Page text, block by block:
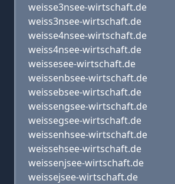
weisse3nsee-wirtschaft.de
weiss3nsee-wirtschaft.de
weisse4nsee-wirtschaft.de
weiss4nsee-wirtschaft.de
weissesee-wirtschaft.de
weissenbsee-wirtschaft.de
weissebsee-wirtschaft.de
weissengsee-wirtschaft.de
weissegsee-wirtschaft.de
weissenhsee-wirtschaft.de
weissehsee-wirtschaft.de
weissenjsee-wirtschaft.de
weissejsee-wirtschaft.de